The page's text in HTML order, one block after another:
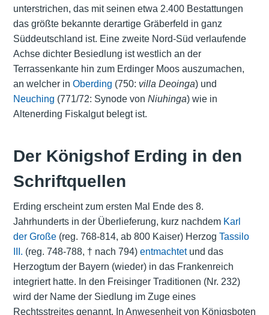
unterstrichen, das mit seinen etwa 2.400 Bestattungen
das größte bekannte derartige Gräberfeld in ganz
Süddeutschland ist. Eine zweite Nord-Süd verlaufende
Achse dichter Besiedlung ist westlich an der
Terrassenkante hin zum Erdinger Moos auszumachen,
an welcher in Oberding (750: villa Deoinga) und
Neuching (771/72: Synode von Niuhinga) wie in
Altenerding Fiskalgut belegt ist.
Der Königshof Erding in den
Schriftquellen
Erding erscheint zum ersten Mal Ende des 8.
Jahrhunderts in der Überlieferung, kurz nachdem Karl
der Große(reg. 768-814, ab 800 Kaiser) Herzog Tassilo
III. (reg. 748-788, † nach 794) entmachtetund das
Herzogtum der Bayern (wieder) in das Frankenreich
integriert hatte. In den Freisinger Traditionen (Nr. 232)
wird der Name der Siedlung im Zuge eines
Rechtsstreites genannt. In Anwesenheit von Königsboten